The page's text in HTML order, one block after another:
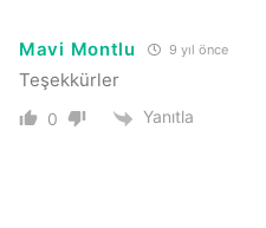
Mavi Montlu 9 yıl önce
Teşekkürler
0 Yanıtla